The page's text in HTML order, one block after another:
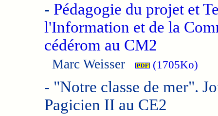
- Pédagogie du projet et
l'Information et de la
cédérom au CM2
Marc Weisser (1705Ko)
- "Notre classe de mer".
Pagicien II au CE2